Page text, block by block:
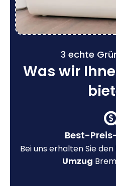
3 echte
Was wir
Best-
Bei uns erhalten Sie den
Umzug